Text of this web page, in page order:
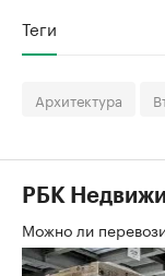
Теги
Архитектура
РБК
Можно ли